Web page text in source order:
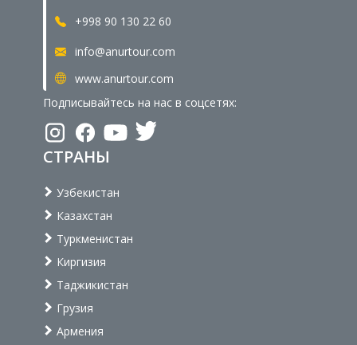
+998 90 130 22 60
info@anurtour.com
www.anurtour.com
Подписывайтесь на нас в соцсетях:
СТРАНЫ
Узбекистан
Казахстан
Туркменистан
Киргизия
Таджикистан
Грузия
Армения